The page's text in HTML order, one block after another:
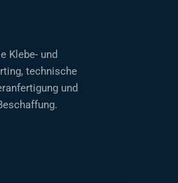
Klebe- und
technische
und